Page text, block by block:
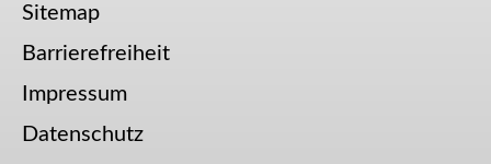
Sitemap
Barrierefreiheit
Impressum
Datenschutz